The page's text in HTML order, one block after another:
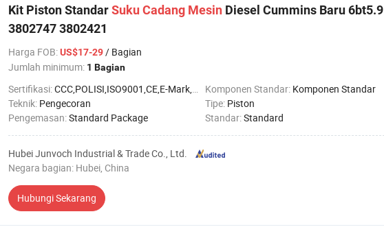
Kit Piston StandarSukuCadang Mesin Diesel Cummins Baru 6bt5.9
3802747 3802421
Harga FOB:US$17-29/ Bagian
Jumlah minimum: 1 Bagian
Sertifikasi:CCC,POLISI,ISO9001,CE,E-Mark,RoHS,TS16949 Komponen Standar: Komponen Standar
Teknik: Pengecoran Tipe: Piston
Pengemasan:Standard Package Standar:Standard
Hubei Junvoch Industrial & Trade Co., Ltd.
Negara bagian: Hubei, China
Hubungi Sekarang